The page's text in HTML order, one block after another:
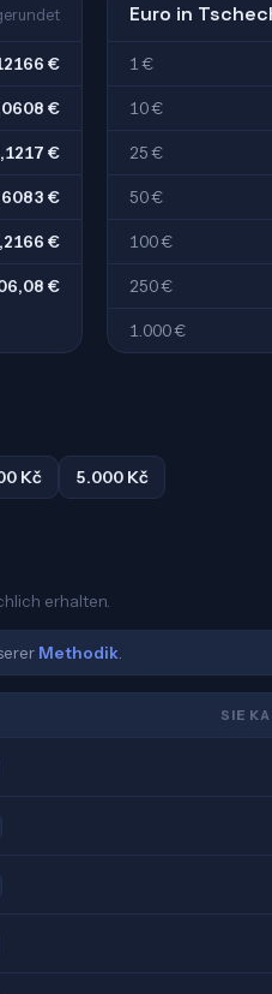
€
€
€
€
€
€
Euro in
1 €
10 €
25 €
50 €
100 €
250 €
1.000 €
Kč 5.000 Kč
erhalten.
Methodik
SIE